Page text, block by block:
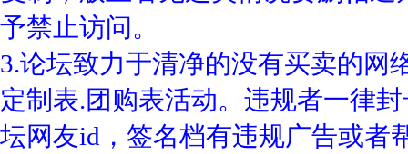
予禁止访问。
3.论坛致力于清净的没有买卖的网
定制表.团购表活动。违规者一律
坛网友id，签名档有违规广告或者